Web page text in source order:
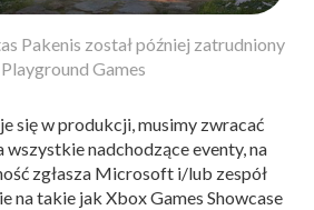
Pakenis został później zatrudniony
Games
się w produkcji, musimy zwracać
wszystkie nadchodzące eventy, na
zgłasza Microsoft i/lub zespół
na takie jak Xbox Games Showcase